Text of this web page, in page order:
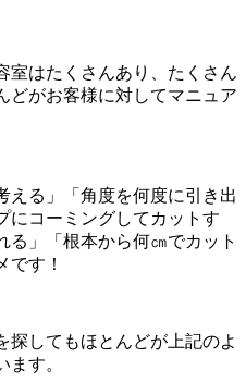
室はたくさんあり、たくさん
どがお客様に対してマニュア
る」「角度を何度に引き出
にコーミングしてカットす
る」「根本から何㎝でカット
です！
探してもほとんどが上記のよ
す。